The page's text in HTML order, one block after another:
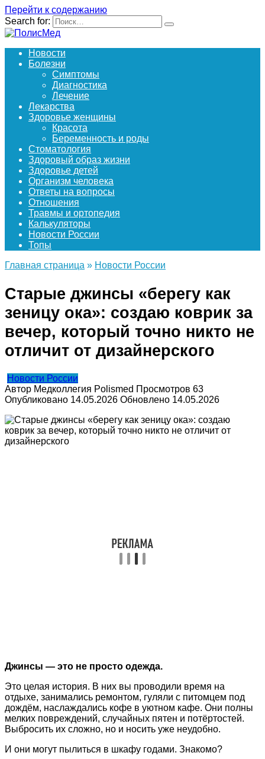
Перейти к содержанию
Search for:
Новости
Болезни
Симптомы
Диагностика
Лечение
Лекарства
Здоровье женщины
Красота
Беременность и роды
Стоматология
Здоровый образ жизни
Здоровье детей
Организм человека
Ответы на вопросы
Отношения
Травмы и ортопедия
Калькуляторы
Новости России
Топы
Главная страница » Новости России
Старые джинсы «берегу как
зеницу ока»: создаю коврик за
вечер, который точно никто не
отличит от дизайнерского
Новости России
Автор Медколлегия Polismed Просмотров 63
Опубликовано 14.05.2026 Обновлено 14.05.2026
Джинсы — это не просто одежда.
Это целая история. В них вы проводили время на
отдыхе, занимались ремонтом, гуляли с питомцем под
дождём, наслаждались кофе в уютном кафе. Они полны
мелких повреждений, случайных пятен и потёртостей.
Выбросить их сложно, но и носить уже неудобно.
И они могут пылиться в шкафу годами. Знакомо?